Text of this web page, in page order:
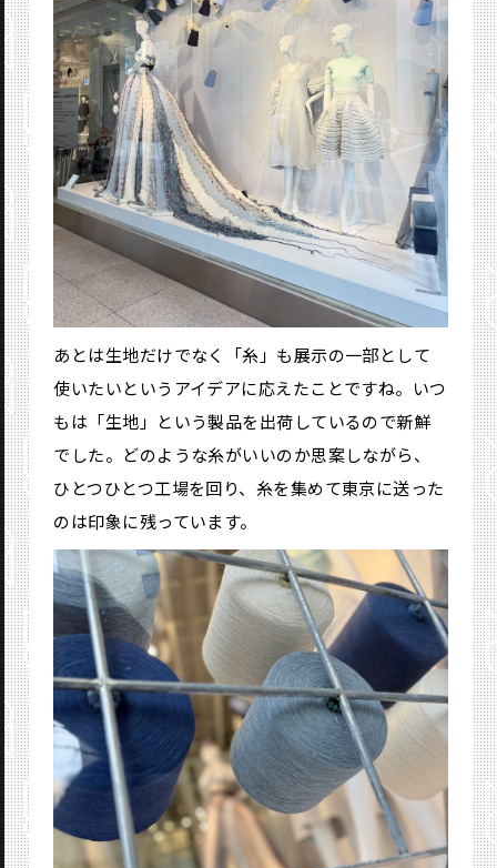
あとは生地だけでなく「糸」も展示の一部として
使いたいというアイデアに応えたことですね。いつ
もは「生地」という製品を出荷しているので新鮮
でした。どのような糸がいいのか思案しながら、
ひとつひとつ工場を回り、糸を集めて東京に送った
のは印象に残っています。